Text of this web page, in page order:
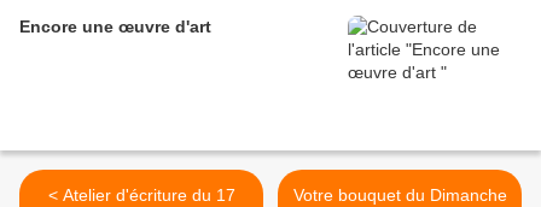
Encore une œuvre d'art
< Atelier d'écriture du 17
Votre bouquet du Dimanche